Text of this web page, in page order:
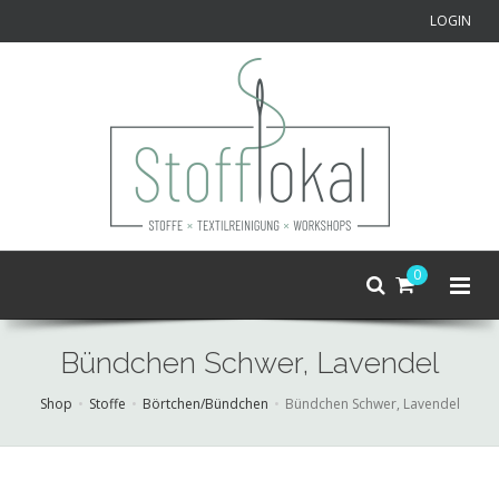
LOGIN
0
Bündchen Schwer, Lavendel
Shop Stoffe Börtchen/Bündchen Bündchen Schwer, Lavendel